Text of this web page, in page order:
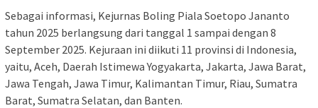
Sebagai informasi, Kejurnas Boling Piala Soetopo Jananto
tahun 2025 berlangsung dari tanggal 1 sampai dengan 8
September 2025. Kejuraan ini diikuti 11 provinsi di Indonesia,
yaitu, Aceh, Daerah Istimewa Yogyakarta, Jakarta, Jawa Barat,
Jawa Tengah, Jawa Timur, Kalimantan Timur, Riau, Sumatra
Barat, Sumatra Selatan, dan Banten.